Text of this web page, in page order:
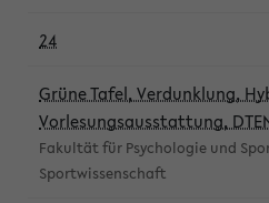
24
Grüne Tafel, Verdunklung,
Vorlesungsausstattung,
Fakultät für Psychologie und
Sportwissenschaft